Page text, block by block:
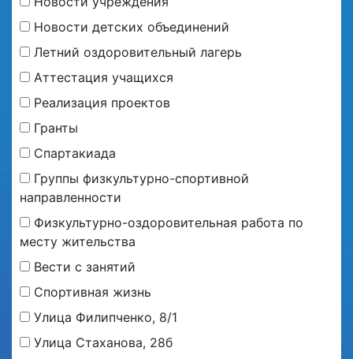
Новости детских объединений
Летний оздоровительный лагерь
Аттестация учащихся
Реализация проектов
Гранты
Спартакиада
Группы физкультурно-спортивной
направленности
Физкультурно-оздоровительная работа по
месту жительства
Вести с занятий
Спортивная жизнь
Улица Филипченко, 8/1
Улица Стаханова, 28б